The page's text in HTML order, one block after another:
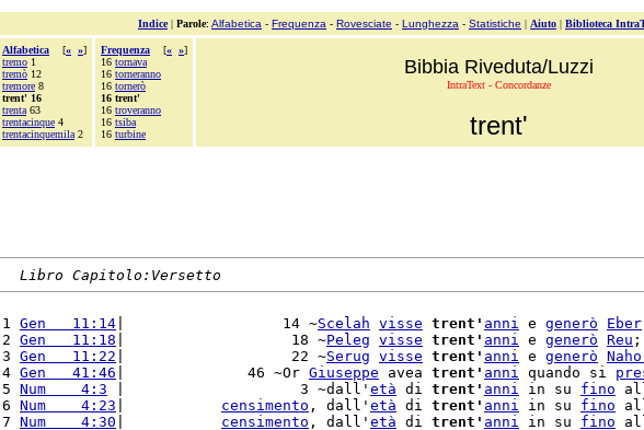
Indice| Parole: Alfabetica - Frequenza - Rovesciate - Lunghezza - Statistiche | Aiuto | Biblioteca
Alfabetica [« »]
tremo 1
tremò 12
tremore 8
trent' 16
trenta 63
trentacinque 4
trentacinquemila 2
Frequenza [« »]
16 tornava
16 torneranno
16 tornerò
16 trent'
16 troveranno
16 tsiba
16 turbine
Bibbia Riveduta/Luzzi
IntraText - Concordanze
trent'
Libro Capitolo:Versetto
1 Gen   11:14 |                  14 ~Scelah visse trent' anni e generò Eber
2 Gen   11:18 |                   18 ~Peleg visse trent' anni e generò Reu
3 Gen   11:22 |                   22 ~Serug visse trent' anni e generò
4 Gen   41:46 |              46 ~Or Giuseppe avea trent' anni quando si
5 Num    4:3 |                    3 ~dall' età di trent' anni in su fino
6 Num    4:23 censimento , dall' età di trent' anni in su fino
7 Num    4:30 censimento , dall' età di trent' anni in su fino